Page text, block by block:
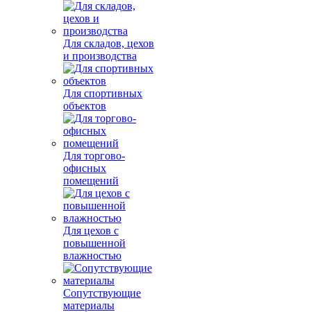
Для складов, цехов
и производства
Для спортивных
объектов
Для торгово-
офисных
помещений
Для цехов с
повышенной
влажностью
Сопутствующие
материалы